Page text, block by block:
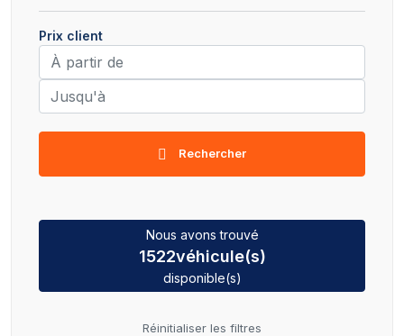
Prix client
Rechercher
Nous avons trouvé
1522véhicule(s)
disponible(s)
Réinitialiser les filtres